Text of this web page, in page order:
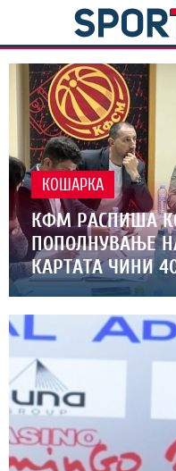
КОШАРКА
КФМ РАСПИША
ПОПОЛНУВАЊЕ
КАРТАТА ЧИНИ